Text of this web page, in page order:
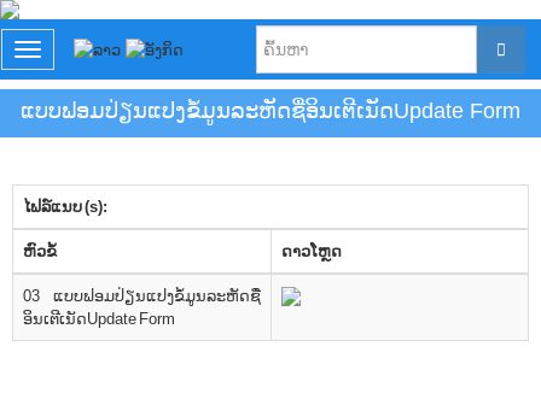
T
o
g
l
n
a
v
i
g
a
t
ແບບຟອມປ່ຽນແປງຂໍ້ມູນລະຫັດຊື່ອິນເຕີເນັດUpdate Form
ໄຟລ໌ແນບ (s):
​ຫົວ​ຂໍ້ ດາວ​ໂຫຼດ
03 ແບບຟອມປ່ຽນແປງຂໍ້ມູນລະຫັດຊື່
ອິນເຕີເນັດUpdate Form